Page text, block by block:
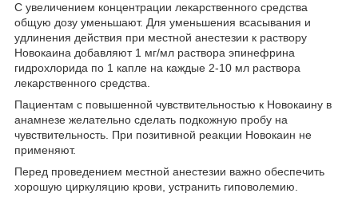
С увеличением концентрации лекарственного средства
общую дозу уменьшают. Для уменьшения всасывания и
удлинения действия при местной анестезии к раствору
Новокаина добавляют 1 мг/мл раствора эпинефрина
гидрохлорида по 1 капле на каждые 2-10 мл раствора
лекарственного средства.
Пациентам с повышенной чувствительностью к Новокаину в
анамнезе желательно сделать подкожную пробу на
чувствительность. При позитивной реакции Новокаин не
применяют.
Перед проведением местной анестезии важно обеспечить
хорошую циркуляцию крови, устранить гиповолемию.